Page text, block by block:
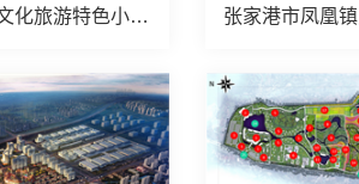
安徽合肥某文化旅游特色小镇案例